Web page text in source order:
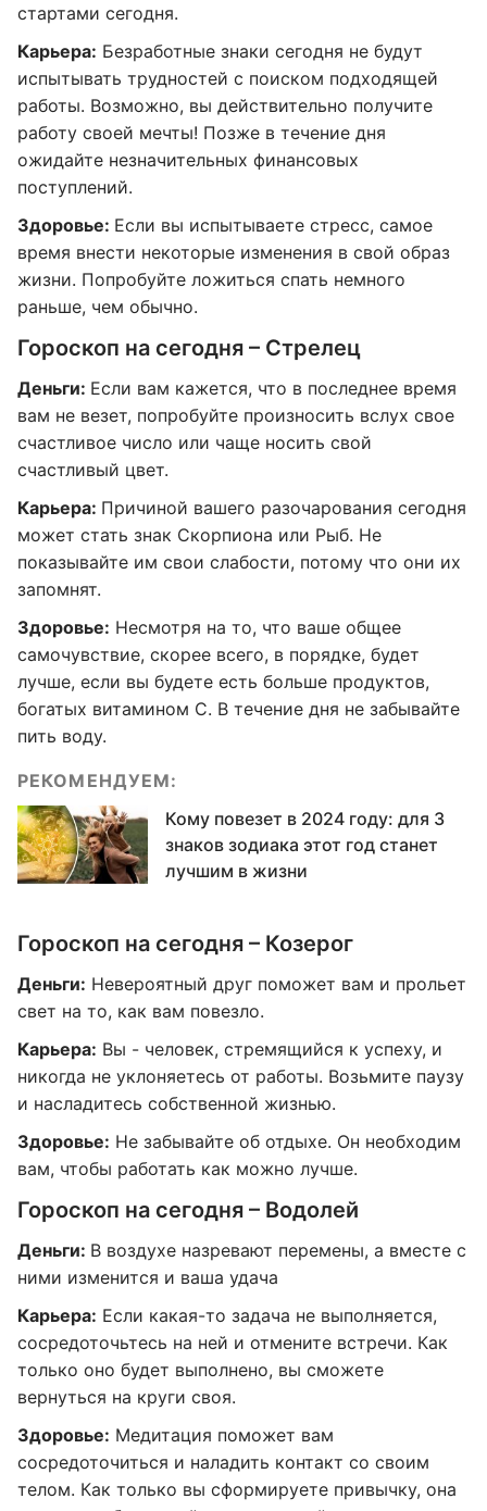
стартами сегодня.
Карьера: Безработные знаки сегодня не будут
испытывать трудностей с поиском подходящей
работы. Возможно, вы действительно получите
работу своей мечты! Позже в течение дня
ожидайте незначительных финансовых
поступлений.
Здоровье: Если вы испытываете стресс, самое
время внести некоторые изменения в свой образ
жизни. Попробуйте ложиться спать немного
раньше, чем обычно.
Гороскоп на сегодня – Стрелец
Деньги: Если вам кажется, что в последнее время
вам не везет, попробуйте произносить вслух свое
счастливое число или чаще носить свой
счастливый цвет.
Карьера: Причиной вашего разочарования сегодня
может стать знак Скорпиона или Рыб. Не
показывайте им свои слабости, потому что они их
запомнят.
Здоровье: Несмотря на то, что ваше общее
самочувствие, скорее всего, в порядке, будет
лучше, если вы будете есть больше продуктов,
богатых витамином С. В течение дня не забывайте
пить воду.
РЕКОМЕНДУЕМ:
Кому повезет в 2024 году: для 3
знаков зодиака этот год станет
лучшим в жизни
Гороскоп на сегодня – Козерог
Деньги: Невероятный друг поможет вам и прольет
свет на то, как вам повезло.
Карьера: Вы - человек, стремящийся к успеху, и
никогда не уклоняетесь от работы. Возьмите паузу
и насладитесь собственной жизнью.
Здоровье: Не забывайте об отдыхе. Он необходим
вам, чтобы работать как можно лучше.
Гороскоп на сегодня – Водолей
Деньги: В воздухе назревают перемены, а вместе с
ними изменится и ваша удача
Карьера: Если какая-то задача не выполняется,
сосредоточьтесь на ней и отмените встречи. Как
только оно будет выполнено, вы сможете
вернуться на круги своя.
Здоровье: Медитация поможет вам
сосредоточиться и наладить контакт со своим
телом. Как только вы сформируете привычку, она